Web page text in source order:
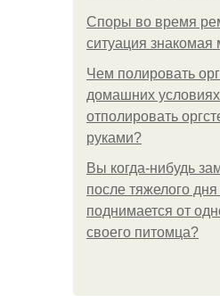
Споры во время
ситуация знакомая
Чем полировать
домашних
отполировать
руками?
Вы когда-нибудь
после тяжелого
поднимается от
своего питомца?